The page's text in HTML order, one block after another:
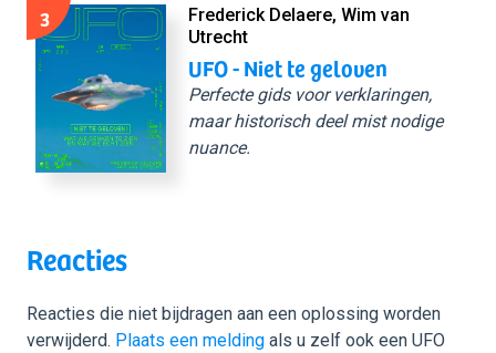
3
Frederick Delaere, Wim van
Utrecht
UFO - Niet te geloven
Perfecte gids voor verklaringen,
maar historisch deel mist nodige
nuance.
Reacties
Reacties die niet bijdragen aan een oplossing worden
verwijderd. Plaats een melding als u zelf ook een UFO